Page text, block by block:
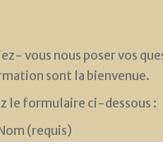
vous nous poser vos
sont la bienvenue.
le formulaire ci-dessous :
(requis)